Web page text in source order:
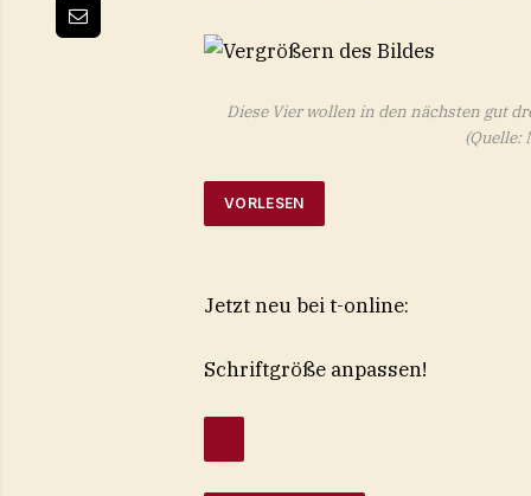
Diese Vier wollen in den nächsten gut
(Quelle:
VORLESEN
Jetzt neu bei t-online:
Schriftgröße anpassen!